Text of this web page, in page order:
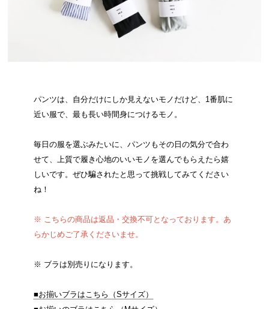
パンツは、自分だけにしか見えないモノだけど、1番肌に
近い服で、最も長い時間身につけるモノ。
毎日の服を選ぶみたいに、パンツもその日の気分で合わ
せて、上質で履き心地のいいモノを選んでもらえたら嬉
しいです。ぜひ騙されたと思って挑戦してみてください
ね！
※ こちらの商品は返品・交換不可となっております。あ
らかじめご了承くださいませ。
※ ブラは別売りになります。
■お揃いブラはこちら（Sサイズ）